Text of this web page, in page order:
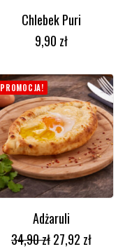
DODAJ DO KOSZYKA
Chlebek Puri
9,90 zł
PROMOCJA!
DODAJ DO KOSZYKA
Adżaruli
34,90zł27,92 zł